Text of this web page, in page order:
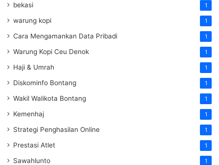
bekasi 1
warung kopi 1
Cara Mengamankan Data Pribadi 1
Warung Kopi Ceu Denok 1
Haji & Umrah 1
Diskominfo Bontang 1
Wakil Walikota Bontang 1
Kemenhaj 1
Strategi Penghasilan Online 1
Prestasi Atlet 1
Sawahlunto 1